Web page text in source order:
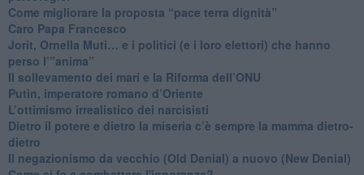
Come migliorare la proposta “pace terra dignità”
Caro Papa Francesco
​Jorit, Ornella Muti… e i politici (e i loro elettori) che hanno
perso l’”anima”
​Il sollevamento dei mari e la Riforma dell’ONU
Putin, imperatore romano d’Oriente
​L’ottimismo irrealistico dei narcisisti
​Dietro il potere e dietro la miseria c’è sempre la mamma dietro-
dietro
Il negazionismo da vecchio (Old Denial) a nuovo (New Denial)